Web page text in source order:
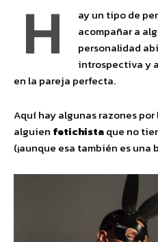
H
ay un tipo de
acompañar a
personalidad
introspectiva y
en la pareja perfecta.
Aquí hay algunas razones
alguien fetichistaque no
(¡aunque esa también es una